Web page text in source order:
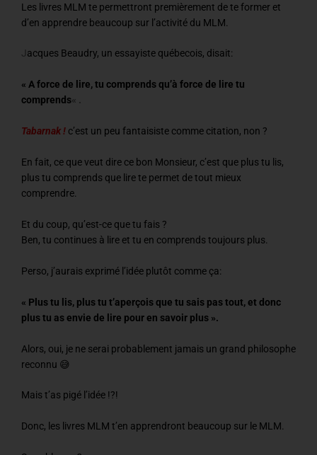
Les livres MLM te permettront premièrement de te former et
d’en apprendre beaucoup sur l’activité du MLM.
Jacques Beaudry, un essayiste québecois, disait:
« A force de lire, tu comprends qu’à force de lire tu
comprends« .
Tabarnak ! c’est un peu fantaisiste comme citation, non ?
En fait, ce que veut dire ce bon Monsieur, c’est que plus tu lis,
plus tu comprends que lire te permet de tout mieux
comprendre.
Et du coup, qu’est-ce que tu fais ?
Ben, tu continues à lire et tu en comprends toujours plus.
Perso, j’aurais exprimé l’idée plutôt comme ça:
« Plus tu lis, plus tu t’aperçois que tu sais pas tout, et donc
plus tu as envie de lire pour en savoir plus ».
Alors, oui, je ne serai probablement jamais un grand philosophe
reconnu 😅
Mais t’as pigé l’idée !?!
Donc, les livres MLM t’en apprendront beaucoup sur le MLM.